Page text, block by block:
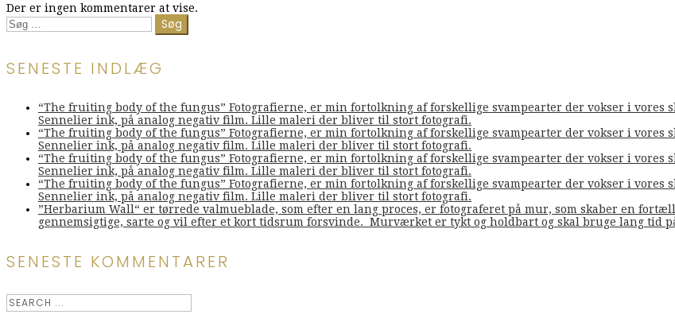
Der er ingen kommentarer at vise.
Søg
efter:
SENESTE INDLÆG
“The fruiting body of the fungus” Fotografierne, er min fortolkning af forskellige svampearter der vokser i vores
Sennelier ink, på analog negativ film. Lille maleri der bliver til stort fotografi.
“The fruiting body of the fungus” Fotografierne, er min fortolkning af forskellige svampearter der vokser i vores
Sennelier ink, på analog negativ film. Lille maleri der bliver til stort fotografi.
“The fruiting body of the fungus” Fotografierne, er min fortolkning af forskellige svampearter der vokser i vores
Sennelier ink, på analog negativ film. Lille maleri der bliver til stort fotografi.
“The fruiting body of the fungus” Fotografierne, er min fortolkning af forskellige svampearter der vokser i vores
Sennelier ink, på analog negativ film. Lille maleri der bliver til stort fotografi.
”Herbarium Wall“ er tørrede valmueblade, som efter en lang proces, er fotograferet på mur, som skaber en
gennemsigtige, sarte og vil efter et kort tidsrum forsvinde. Murværket er tykt og holdbart og skal bruge lang tid
SENESTE KOMMENTARER